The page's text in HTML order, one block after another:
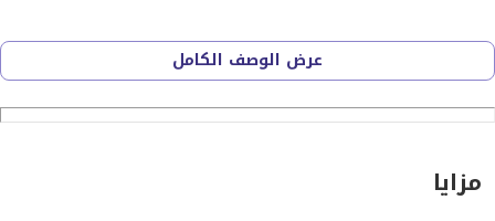
في الطابق العلوي، توفر الفيلا غرفة عائلية مشرقة وثلاث غرف
نوم كبيرة، جميعها تحتوي على خزائن مدمجة وحمامات داخلية.
يمتد شرفة كبيرة من غرفة النوم الرئيسية.
في الخارج، يوجد حديقة ناضجة ومنسقة، وهي مساحة مثالية
للترفيه والاسترخاء.
عرض الوصف الكامل
مزايا